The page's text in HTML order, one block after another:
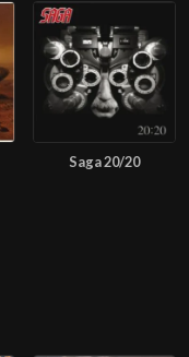
Saga 20/20